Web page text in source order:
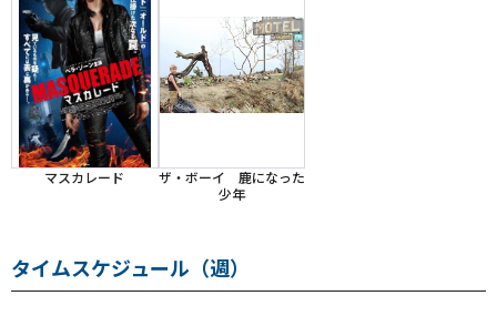
マスカレード
ザ・ボーイ 鹿になった
少年
タイムスケジュール（週）